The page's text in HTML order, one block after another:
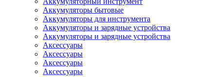
Аккумуляторы бытовые
Аккумуляторы для инструмента
Аккумуляторы и зарядные устройства
Аккумуляторы и зарядные устройства
Аксессуары
Аксессуары
Аксессуары
Аксессуары